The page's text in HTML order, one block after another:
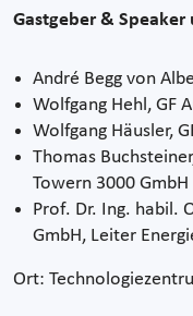
Gastgeber & Speaker
André Begg von
Wolfgang Hehl, GF
Wolfgang Häusler,
Thomas
Towern 3000 GmbH
Prof. Dr. Ing. habil.
GmbH, Leiter
Ort: